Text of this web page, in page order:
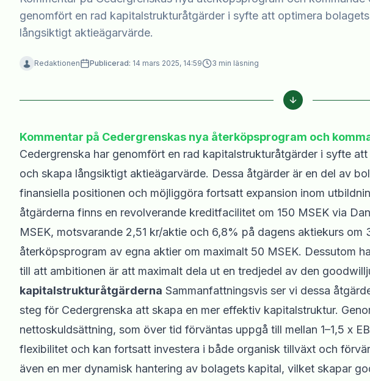
genomfört en rad kapitalstrukturåtgärder i syfte att optimera
långsiktigt aktieägarvärde.
Redaktionen Publicerad: 14 mars 2025, 14:59 3 min läsning
Kommentar på Cedergrenskas nya återköpsprogram och
Cedergrenska har genomfört en rad kapitalstrukturåtgärder i syfte
och skapa långsiktigt aktieägarvärde. Dessa åtgärder är en del av
finansiella positionen och möjliggöra fortsatt expansion inom
åtgärderna finns en revolverande kreditfacilitet om 150 MSEK via
MSEK, motsvarande 2,51 kr/aktie och 6,8% på dagens aktiekurs
återköpsprogram av egna aktier om maximalt 50 MSEK. Dessutom
till att ambitionen är att maximalt dela ut en tredjedel av den
kapitalstrukturåtgärderna Sammanfattningsvis ser vi dessa
steg för Cedergrenska att skapa en mer effektiv kapitalstruktur.
nettoskuldsättning, som över tid förväntas uppgå till mellan 1–1,5 x
flexibilitet och kan fortsatt investera i både organisk tillväxt och
även en mer dynamisk hantering av bolagets kapital, vilket skapar